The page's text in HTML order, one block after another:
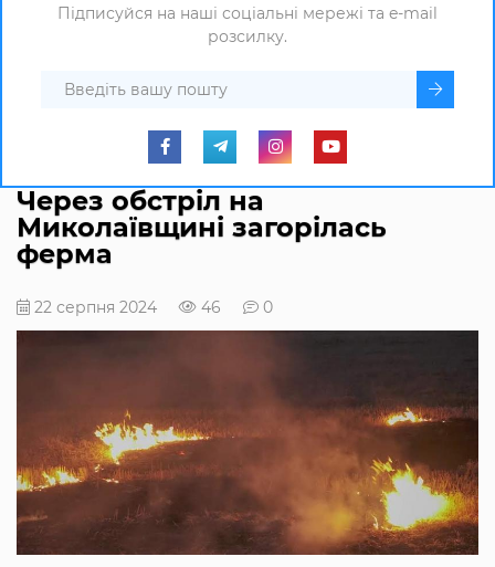
Підписуйся на наші соціальні мережі та e-mail
розсилку.
Через обстріл на
Миколаївщині загорілась
ферма
22 серпня 2024 46 0